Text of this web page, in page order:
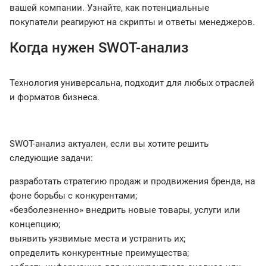
вашей компании. Узнайте, как потенциальные
покупатели реагируют на скрипты и ответы менеджеров.
Когда нужен SWOT-анализ
Технология универсальна, подходит для любых отраслей
и форматов бизнеса.
SWOT-анализ актуален, если вы хотите решить
следующие задачи:
разработать стратегию продаж и продвижения бренда, на
фоне борьбы с конкурентами;
«безболезненно» внедрить новые товары, услуги или
концепцию;
выявить уязвимые места и устранить их;
определить конкурентные преимущества;